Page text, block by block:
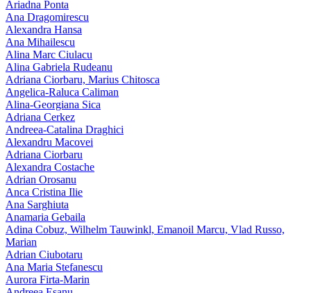
Ariadna Ponta
Ana Dragomirescu
Alexandra Hansa
Ana Mihailescu
Alina Marc Ciulacu
Alina Gabriela Rudeanu
Adriana Ciorbaru, Marius Chitosca
Angelica-Raluca Caliman
Alina-Georgiana Sica
Adriana Cerkez
Andreea-Catalina Draghici
Alexandru Macovei
Adriana Ciorbaru
Alexandra Costache
Adrian Orosanu
Anca Cristina Ilie
Ana Sarghiuta
Anamaria Gebaila
Adina Cobuz, Wilhelm Tauwinkl, Emanoil Marcu, Vlad Russo,
Marian
Adrian Ciubotaru
Ana Maria Stefanescu
Aurora Firta-Marin